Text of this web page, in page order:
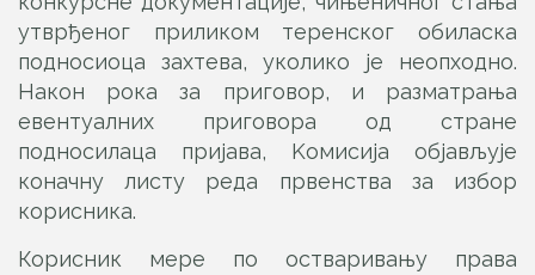
утврђеног приликом теренског обиласка
подносиоца захтева, уколико је неопходно.
Након рока за приговор, и разматрања
евентуалних приговора од стране
подносилаца пријава, Kомисија објављује
коначну листу реда првенства за избор
корисника.
Корисник мере по остваривању права